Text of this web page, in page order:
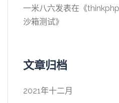
一米八六发表在《
沙箱测试》
文章归档
2021年十二月